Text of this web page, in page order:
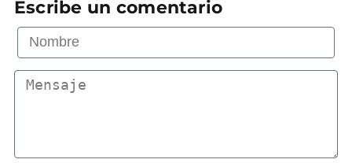
Escribe un comentario